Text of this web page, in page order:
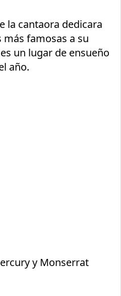
la cantaora dedicara
más famosas a su
un lugar de ensueño
año.
y Monserrat